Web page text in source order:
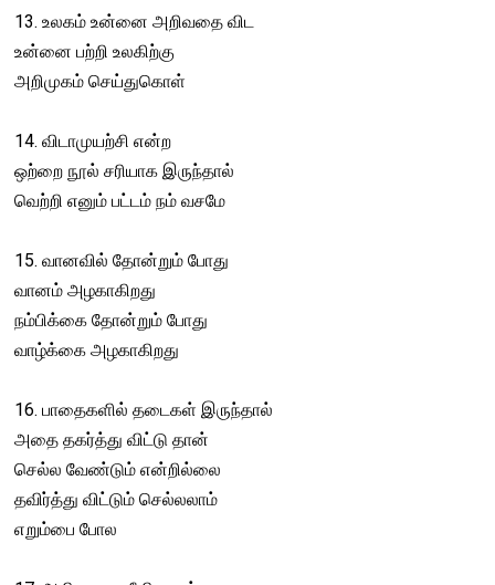
13. உலகம் உன்னை அறிவதை விட
உன்னை பற்றி உலகிற்கு
அறிமுகம் செய்துகொள்
14. விடாமுயற்சி என்ற
ஒற்றை நூல் சரியாக இருந்தால்
வெற்றி எனும் பட்டம் நம் வசமே
15. வானவில் தோன்றும் போது
வானம் அழகாகிறது
நம்பிக்கை தோன்றும் போது
வாழ்க்கை அழகாகிறது
16. பாதைகளில் தடைகள் இருந்தால்
அதை தகர்த்து விட்டு தான்
செல்ல வேண்டும் என்றில்லை
தவிர்த்து விட்டும் செல்லலாம்
எறும்பை போல